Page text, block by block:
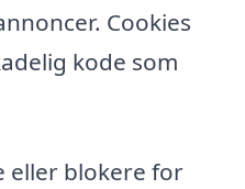
Cookies
kode som
eller blokere for